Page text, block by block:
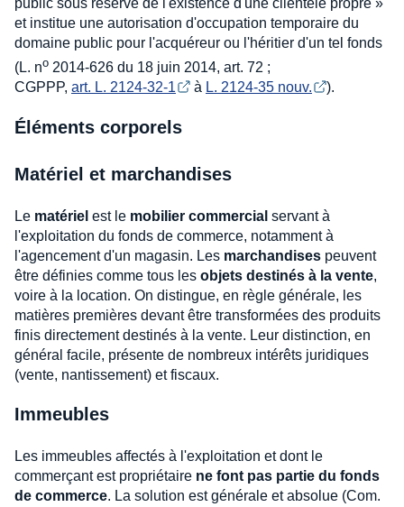
et institue une autorisation d'occupation temporaire du
domaine public pour l'acquéreur ou l'héritier d'un tel fonds
(L. no 2014-626 du 18 juin 2014, art. 72 ;
CGPPP, art. L. 2124-32-1 à L. 2124-35 nouv. ).
Éléments corporels
Matériel et marchandises
Le matériel est le mobilier commercial servant à
l'exploitation du fonds de commerce, notamment à
l'agencement d'un magasin. Les marchandises peuvent
être définies comme tous les objets destinés à la vente,
voire à la location. On distingue, en règle générale, les
matières premières devant être transformées des produits
finis directement destinés à la vente. Leur distinction, en
général facile, présente de nombreux intérêts juridiques
(vente, nantissement) et fiscaux.
Immeubles
Les immeubles affectés à l'exploitation et dont le
commerçant est propriétaire ne font pas partie du fonds
de commerce. La solution est générale et absolue (Com.